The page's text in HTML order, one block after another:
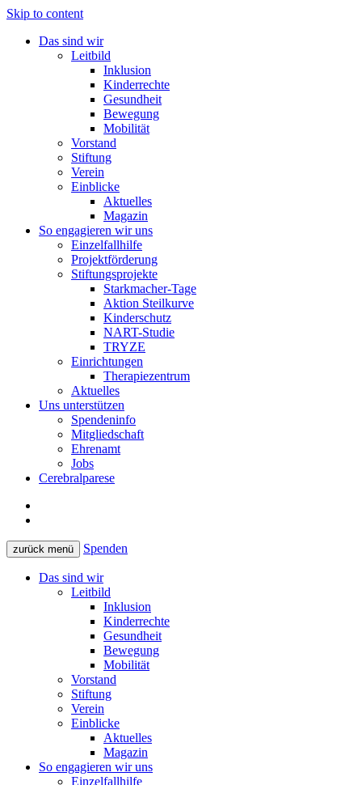
Skip to content
Das sind wir
Leitbild
Inklusion
Kinderrechte
Gesundheit
Bewegung
Mobilität
Vorstand
Stiftung
Verein
Einblicke
Aktuelles
Magazin
So engagieren wir uns
Einzelfallhilfe
Projektförderung
Stiftungsprojekte
Starkmacher-Tage
Aktion Steilkurve
Kinderschutz
NART-Studie
TRYZE
Einrichtungen
Therapiezentrum
Aktuelles
Uns unterstützen
Spendeninfo
Mitgliedschaft
Ehrenamt
Jobs
Cerebralparese
zurück menü Spenden
Das sind wir
Leitbild
Inklusion
Kinderrechte
Gesundheit
Bewegung
Mobilität
Vorstand
Stiftung
Verein
Einblicke
Aktuelles
Magazin
So engagieren wir uns
Einzelfallhilfe